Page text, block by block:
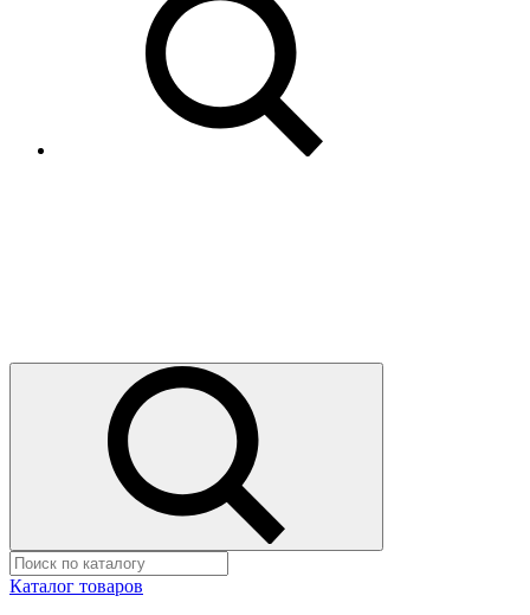
Каталог товаров